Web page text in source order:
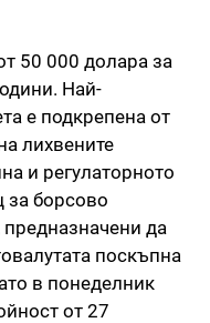
50 000 долара за
Най-
е подкрепена от
лихвените
и регулаторното
за борсово
да
поскъпна
в понеделник
от 27